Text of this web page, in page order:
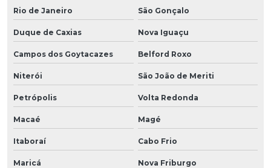
Rio de Janeiro São Gonçalo
Duque de Caxias Nova Iguaçu
Campos dos Goytacazes Belford Roxo
Niterói São João de Meriti
Petrópolis Volta Redonda
Macaé Magé
Itaboraí Cabo Frio
Maricá Nova Friburgo